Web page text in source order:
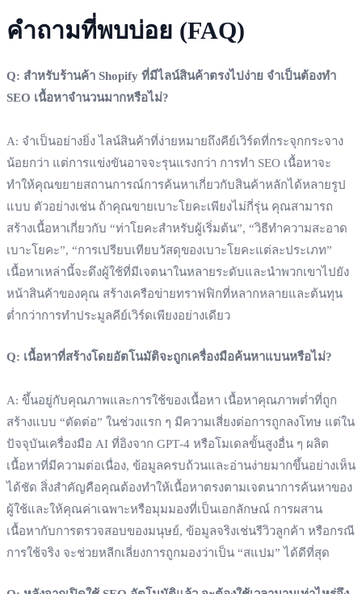
คำถามที่พบบ่อย (FAQ)
Q: สำหรับร้านค้า Shopify ที่มีไลน์สินค้าตรงไปง่าย จำเป็นต้องทำ
SEO เนื้อหาจำนวนมากหรือไม่?
A: จำเป็นอย่างยิ่ง ไลน์สินค้าที่ง่ายหมายถึงคีย์เวิร์ดที่กระจุกกระจาง
น้อยกว่า แต่การแข่งขันอาจจะรุนแรงกว่า การทำ SEO เนื้อหาจะ
ทำให้คุณขยายสถานการณ์การค้นหาเกี่ยวกับสินค้าหลักได้หลายรูป
แบบ ตัวอย่างเช่น ถ้าคุณขายเบาะโยคะเพียงไม่กี่รุ่น คุณสามารถ
สร้างเนื้อหาเกี่ยวกับ “ท่าโยคะสำหรับผู้เริ่มต้น”, “วิธีทำความสะอาด
เบาะโยคะ”, “การเปรียบเทียบวัสดุของเบาะโยคะแต่ละประเภท”
เนื้อหาเหล่านี้จะดึงผู้ใช้ที่มีเจตนาในหลายระดับและนำพวกเขาไปยัง
หน้าสินค้าของคุณ สร้างเครือข่ายทราฟฟิกที่หลากหลายและต้นทุน
ต่ำกว่าการทำประมูลคีย์เวิร์ดเพียงอย่างเดียว
Q: เนื้อหาที่สร้างโดยอัตโนมัติจะถูกเครื่องมือค้นหาแบนหรือไม่?
A: ขึ้นอยู่กับคุณภาพและการใช้ของเนื้อหา เนื้อหาคุณภาพต่ำที่ถูก
สร้างแบบ “ตัดต่อ” ในช่วงแรก ๆ มีความเสี่ยงต่อการถูกลงโทษ แต่ใน
ปัจจุบันเครื่องมือ AI ที่อิงจาก GPT‑4 หรือโมเดลขั้นสูงอื่น ๆ ผลิต
เนื้อหาที่มีความต่อเนื่อง, ข้อมูลครบถ้วนและอ่านง่ายมากขึ้นอย่างเห็น
ได้ชัด สิ่งสำคัญคือคุณต้องทำให้เนื้อหาตรงตามเจตนาการค้นหาของ
ผู้ใช้และให้คุณค่าเฉพาะหรือมุมมองที่เป็นเอกลักษณ์ การผสาน
เนื้อหากับการตรวจสอบของมนุษย์, ข้อมูลจริงเช่นรีวิวลูกค้า หรือกรณี
การใช้จริง จะช่วยหลีกเลี่ยงการถูกมองว่าเป็น “สแปม” ได้ดีที่สุด